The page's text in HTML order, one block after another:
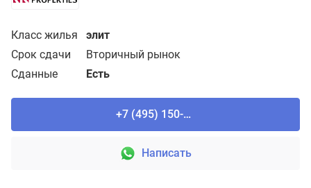
Класс жилья элит
Срок сдачи
Вторичный рынок
Сданные
Есть
+7 (495) 150-90-61
Написать